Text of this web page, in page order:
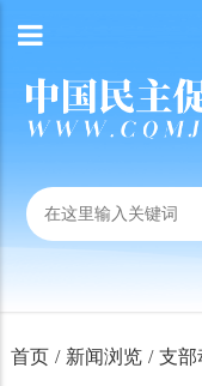
首页 / 新闻浏览 / 支部